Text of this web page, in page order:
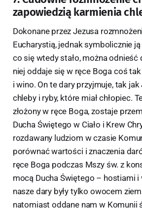
zapowiedzią karmienia
Dokonane przez Jezusa
Eucharystią, jednak symbolicznie ją
co się wtedy stało, można odnieść
niej oddaje się w ręce Boga coś
i wino. On te dary przyjmuje, tak jak
chleby i ryby, które miał chłopiec.
złożony w ręce Boga, zostaje
Ducha Świętego w Ciało i Krew
rozdawany ludziom w czasie
porównać wartości i znaczenia
ręce Boga podczas Mszy św. z
mocą Ducha Świętego – hostiami i
nasze dary były tylko owocem
natomiast oddane nam w Komunii